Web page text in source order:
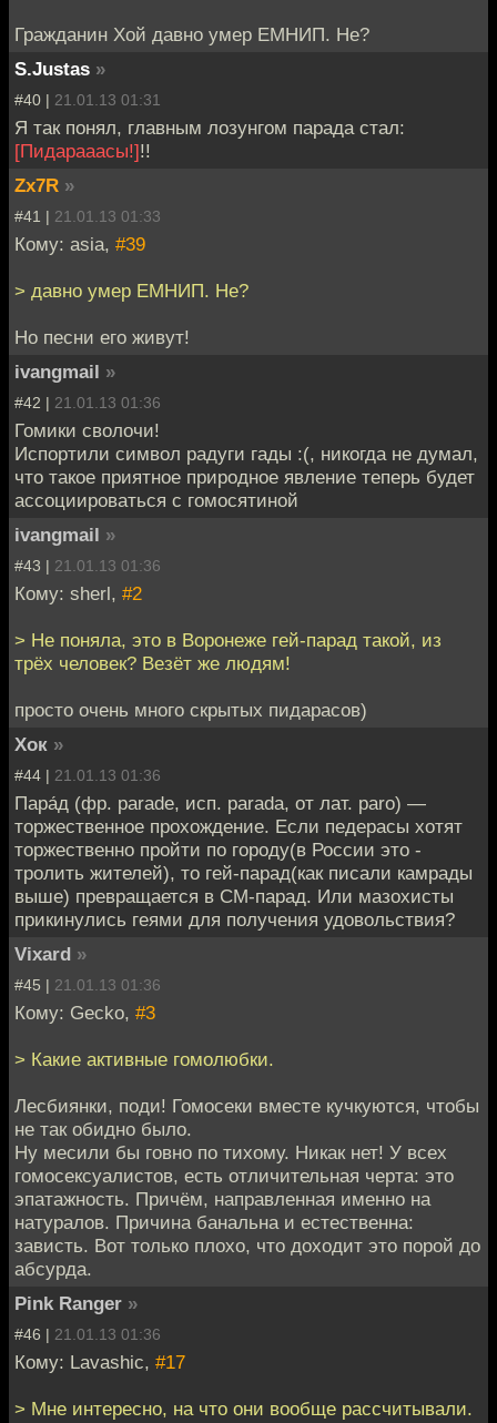
Гражданин Хой давно умер ЕМНИП. Не?
S.Justas »
#40 | 21.01.13 01:31
Я так понял, главным лозунгом парада стал:
[Пидарааасы!]!!
Zx7R »
#41 | 21.01.13 01:33
Кому: asia, #39
> давно умер ЕМНИП. Не?
Но песни его живут!
ivangmail »
#42 | 21.01.13 01:36
Гомики сволочи!
Испортили символ радуги гады :(, никогда не думал,
что такое приятное природное явление теперь будет
ассоциироваться с гомосятиной
ivangmail »
#43 | 21.01.13 01:36
Кому: sherl, #2
> Не поняла, это в Воронеже гей-парад такой, из
трёх человек? Везёт же людям!
просто очень много скрытых пидарасов)
Хок »
#44 | 21.01.13 01:36
Пара́д (фр. parade, исп. parada, от лат. paro) —
торжественное прохождение. Если педерасы хотят
торжественно пройти по городу(в России это -
тролить жителей), то гей-парад(как писали камрады
выше) превращается в СМ-парад. Или мазохисты
прикинулись геями для получения удовольствия?
Vixard »
#45 | 21.01.13 01:36
Кому: Gecko, #3
> Какие активные гомолюбки.
Лесбиянки, поди! Гомосеки вместе кучкуются, чтобы
не так обидно было.
Ну месили бы говно по тихому. Никак нет! У всех
гомосексуалистов, есть отличительная черта: это
эпатажность. Причём, направленная именно на
натуралов. Причина банальна и естественна:
зависть. Вот только плохо, что доходит это порой до
абсурда.
Pink Ranger »
#46 | 21.01.13 01:36
Кому: Lavashic, #17
> Мне интересно, на что они вообще рассчитывали.